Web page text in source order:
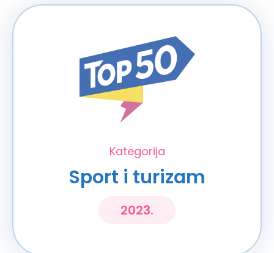
Kategorija
Sport i turizam
2023.